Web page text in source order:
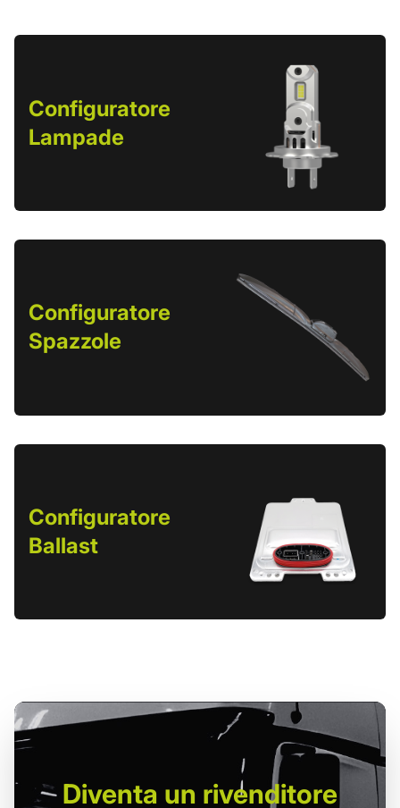
Configuratore
Lampade
Configuratore
Spazzole
Configuratore
Ballast
Diventa un rivenditore